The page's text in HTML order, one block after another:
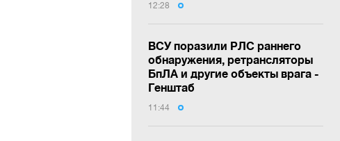
12:28
ВСУ поразили РЛС раннего
обнаружения, ретрансляторы
БпЛА и другие объекты врага -
Генштаб
11:44